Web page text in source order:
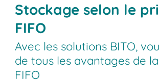
Stockage selon le
FIFO
Avec les solutions BITO,
de tous les avantages de
FIFO